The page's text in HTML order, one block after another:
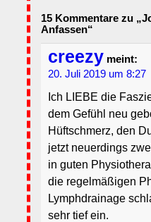
15 Kommentare zu
Anfassen“
creezy meint:
20. Juli 2019 um 8:27
Ich LIEBE die
dem Gefühl neu
Hüftschmerz, den
jetzt neuerdings
in guten
die regelmäßigen
Lymphdrainage
sehr tief ein.